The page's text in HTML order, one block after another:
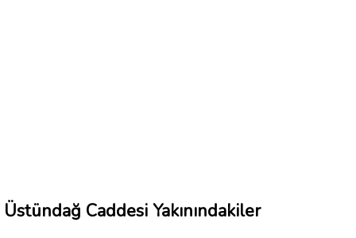
Üstündağ Caddesi Yakınındakiler